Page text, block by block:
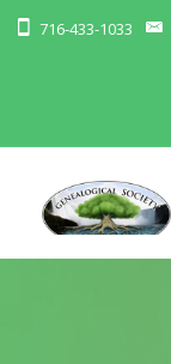
716-433-1033